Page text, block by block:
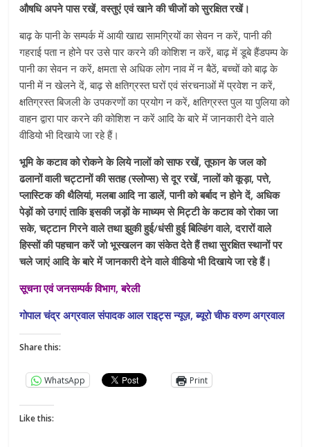
औषधि अपने पास रखें, वस्तुएं एवं खाने की चीजों को सुरक्षित रखें।
बाढ़ के पानी के सम्पर्क में आयी खाद्य सामग्रियों का सेवन न करें, पानी की
गहराई पता न होने पर उसे पार करने की कोशिश न करें, बाढ़ में डूबे हैंडपम्प के
पानी का सेवन न करें, क्षमता से अधिक लोग नाव में न बैठें, बच्चों को बाढ़ के
पानी में न खेलने दें, बाढ़ से क्षतिग्रस्त घरों एवं संरचनाओं में प्रवेश न करें,
क्षतिग्रस्त बिजली के उपकरणों का प्रयोग न करें, क्षतिग्रस्त पुल या पुलिया को
वाहन द्वारा पार करने की कोशिश न करें आदि के बारे में जानकारी देने वाले
वीडियो भी दिखाये जा रहे हैं।
भूमि के कटाव को रोकने के लिये नालों को साफ रखें, तूफान के जल को
ढलानों वाली चट्टानों की सतह (स्लोप्स) से दूर रखें, नालों को कूड़ा, पत्ते,
प्लास्टिक की थैलियां, मलबा आदि ना डालें, पानी को बर्बाद न होने दें, अधिक
पेड़ों को उगाएं ताकि इसकी जड़ों के माध्यम से मिट्टी के कटाव को रोका जा
सके, चट्टान गिरने वाले तथा झुकी हुई/धंसी हुई बिल्डिंग वाले, दरारों वाले
हिस्सों की पहचान करें जो भूस्खलन का संकेत देते हैं तथा सुरक्षित स्थानों पर
चले जाएं आदि के बारे में जानकारी देने वाले वीडियो भी दिखाये जा रहे हैं।
सूचना एवं जनसम्पर्क विभाग, बरेली
गोपाल चंद्र अग्रवाल संपादक आल राइट्स न्यूज़, ब्यूरो चीफ वरुण अग्रवाल
Share this:
WhatsApp Print
Like this: